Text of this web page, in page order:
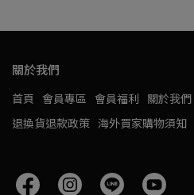
關於我們
首頁 會員專區 會員福利 關於我們
退換貨退款政策 海外買家購物須知